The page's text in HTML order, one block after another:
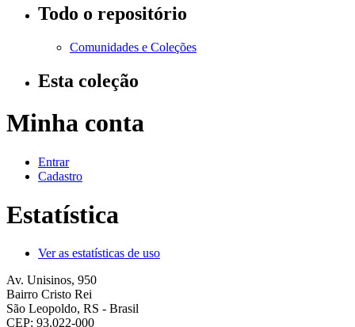
Todo o repositório
Comunidades e Coleções
Esta coleção
Minha conta
Entrar
Cadastro
Estatística
Ver as estatísticas de uso
Av. Unisinos, 950
Bairro Cristo Rei
São Leopoldo, RS - Brasil
CEP: 93.022-000